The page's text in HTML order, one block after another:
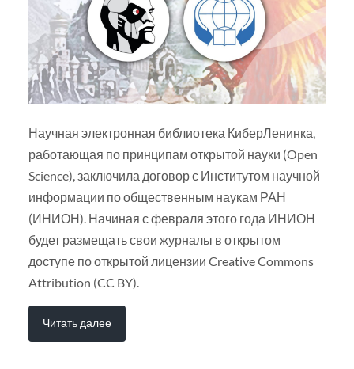
Научная электронная библиотека КиберЛенинка,
работающая по принципам открытой науки (Open
Science), заключила договор с Институтом научной
информации по общественным наукам РАН
(ИНИОН). Начиная с февраля этого года ИНИОН
будет размещать свои журналы в открытом
доступе по открытой лицензии Creative Commons
Attribution (CC BY).
Читать далее